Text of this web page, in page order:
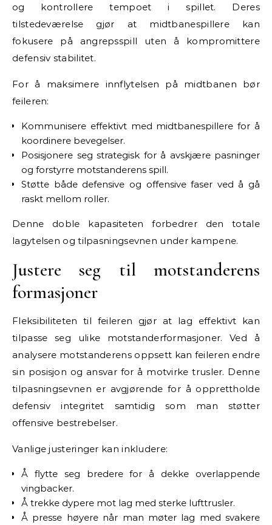
og kontrollere tempoet i spillet. Deres
tilstedeværelse gjør at midtbanespillere kan
fokusere på angrepsspill uten å kompromittere
defensiv stabilitet.
For å maksimere innflytelsen på midtbanen bør
feileren:
Kommunisere effektivt med midtbanespillere for å
koordinere bevegelser.
Posisjonere seg strategisk for å avskjære pasninger
og forstyrre motstanderens spill.
Støtte både defensive og offensive faser ved å gå
raskt mellom roller.
Denne doble kapasiteten forbedrer den totale
lagytelsen og tilpasningsevnen under kampene.
Justere seg til motstanderens
formasjoner
Fleksibiliteten til feileren gjør at lag effektivt kan
tilpasse seg ulike motstanderformasjoner. Ved å
analysere motstanderens oppsett kan feileren endre
sin posisjon og ansvar for å motvirke trusler. Denne
tilpasningsevnen er avgjørende for å opprettholde
defensiv integritet samtidig som man støtter
offensive bestrebelser.
Vanlige justeringer kan inkludere:
Å flytte seg bredere for å dekke overlappende
vingbacker.
Å trekke dypere mot lag med sterke lufttrusler.
Å presse høyere når man møter lag med svakere